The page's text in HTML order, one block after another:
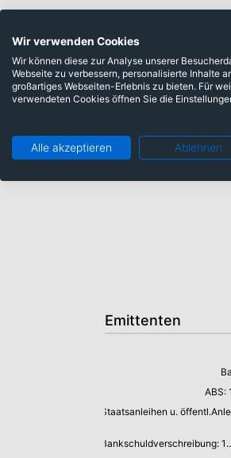
Anlageklassen
Fonds:
Emittenten
ABS:
Wir verwenden Cookies
Wir können diese zur Analyse unserer
Webseite zu verbessern, personalisierte Inhalte
großartiges Webseiten-Erlebnis zu bieten. Für
verwendeten Cookies öffnen Sie die
Alle akzeptieren Ablehnen